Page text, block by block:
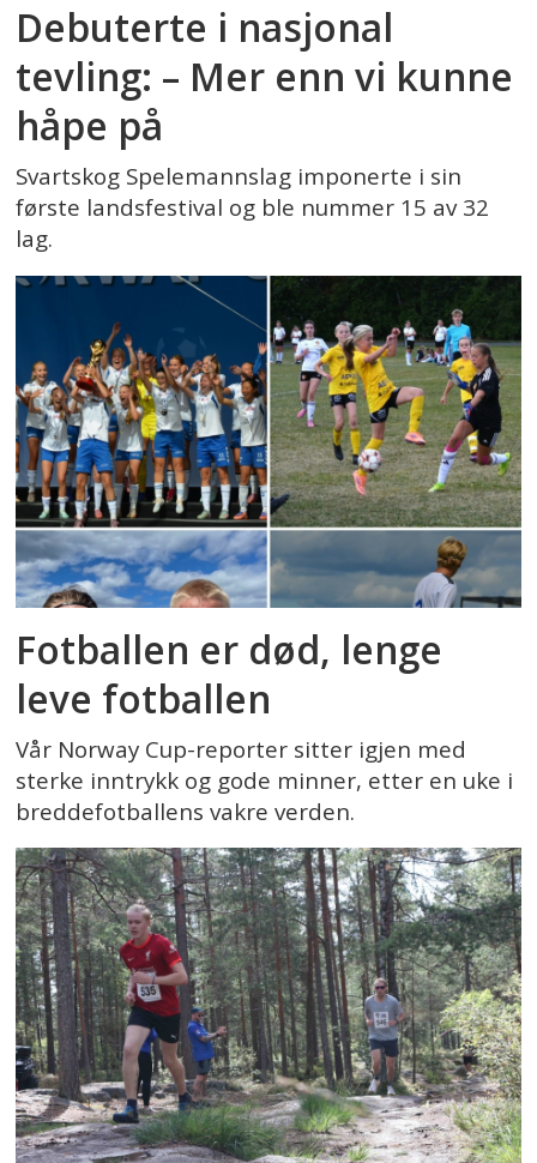
Debuterte i nasjonal
tevling: – Mer enn vi kunne
håpe på
Svartskog Spelemannslag imponerte i sin
første landsfestival og ble nummer 15 av 32
lag.
Fotballen er død, lenge
leve fotballen
Vår Norway Cup-reporter sitter igjen med
sterke inntrykk og gode minner, etter en uke i
breddefotballens vakre verden.